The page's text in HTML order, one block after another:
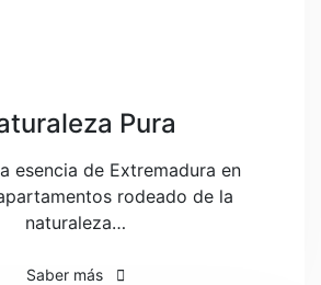
Pura
esencia de Extremadura en
rodeado de la
naturaleza…
Saber más